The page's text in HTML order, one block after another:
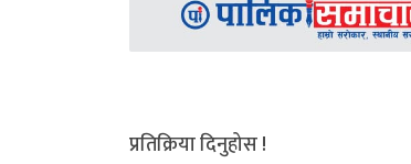
प्रतिक्रिया दिनुहोस !